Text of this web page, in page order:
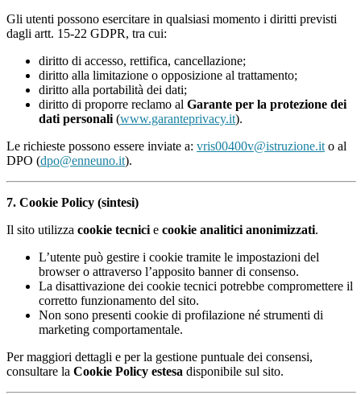
Gli utenti possono esercitare in qualsiasi momento i diritti previsti
dagli artt. 15-22 GDPR, tra cui:
diritto di accesso, rettifica, cancellazione;
diritto alla limitazione o opposizione al trattamento;
diritto alla portabilità dei dati;
diritto di proporre reclamo al Garante per la protezione dei
dati personali(www.garanteprivacy.it).
Le richieste possono essere inviate a: vris00400v@istruzione.it o al
DPO (dpo@enneuno.it).
7. Cookie Policy (sintesi)
Il sito utilizza cookie tecnicie cookie analitici anonimizzati.
L’utente può gestire i cookie tramite le impostazioni del
browser o attraverso l’apposito banner di consenso.
La disattivazione dei cookie tecnici potrebbe compromettere il
corretto funzionamento del sito.
Non sono presenti cookie di profilazione né strumenti di
marketing comportamentale.
Per maggiori dettagli e per la gestione puntuale dei consensi,
consultare la Cookie Policy estesa disponibile sul sito.